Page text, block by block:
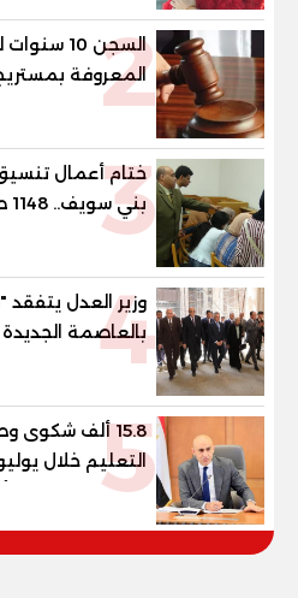
2
السجن 10
المعروفة
3
ختام أعمال
رغباتهم
4
وزير العدل يتفقد
بالعاصمة
قضايا الدولة وهيئة
515.8 ألف شكوى
التعليم خلال
لشكاوى الطلاب